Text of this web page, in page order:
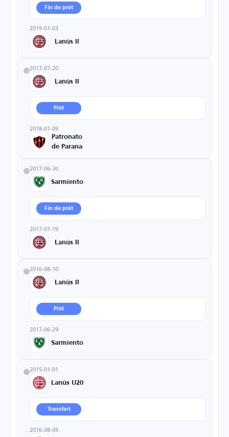
Fin de prêt
2019-01-03
Lanús II
2017-07-20
Lanús II
Prêt
2018-01-09
Patronato
de Parana
2017-06-30
Sarmiento
Fin de prêt
2017-07-19
Lanús II
2016-08-10
Lanús II
Prêt
2017-06-29
Sarmiento
2015-01-01
Lanús U20
Transfert
2016-08-09